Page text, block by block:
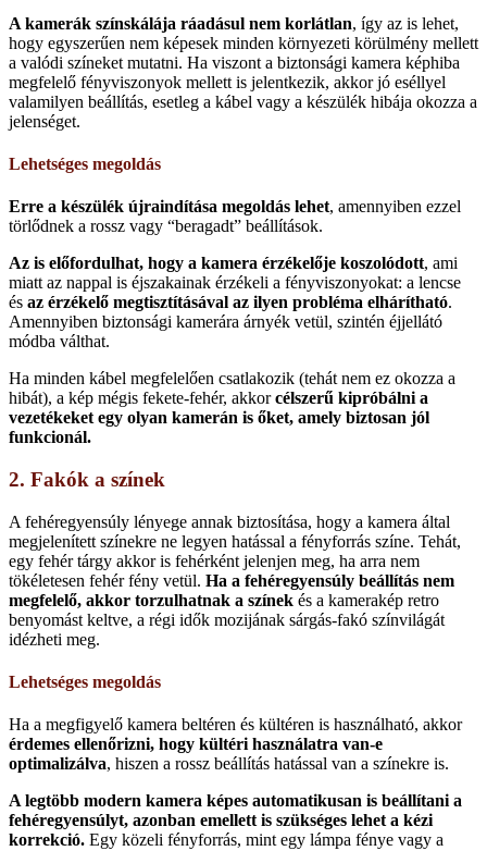
A kamerák színskálája ráadásul nem korlátlan, így az is lehet,
hogy egyszerűen nem képesek minden környezeti körülmény mellett
a valódi színeket mutatni. Ha viszont a biztonsági kamera képhiba
megfelelő fényviszonyok mellett is jelentkezik, akkor jó eséllyel
valamilyen beállítás, esetleg a kábel vagy a készülék hibája okozza a
jelenséget.
Lehetséges megoldás
Erre a készülék újraindítása megoldás lehet, amennyiben ezzel
törlődnek a rossz vagy “beragadt” beállítások.
Az is előfordulhat, hogy a kamera érzékelője koszolódott, ami
miatt az nappal is éjszakainak érzékeli a fényviszonyokat: a lencse
és az érzékelő megtisztításával az ilyen probléma elhárítható.
Amennyiben biztonsági kamerára árnyék vetül, szintén éjjellátó
módba válthat.
Ha minden kábel megfelelően csatlakozik (tehát nem ez okozza a
hibát), a kép mégis fekete-fehér, akkorcélszerű kipróbálni a
vezetékeket egy olyan kamerán is őket, amely biztosan jól
funkcionál.
2. Fakók a színek
A fehéregyensúly lényege annak biztosítása, hogy a kamera által
megjelenített színekre ne legyen hatással a fényforrás színe. Tehát,
egy fehér tárgy akkor is fehérként jelenjen meg, ha arra nem
tökéletesen fehér fény vetül. Ha a fehéregyensúly beállítás nem
megfelelő, akkor torzulhatnak a színek és a kamerakép retro
benyomást keltve, a régi idők mozijának sárgás-fakó színvilágát
idézheti meg.
Lehetséges megoldás
Ha a megfigyelő kamera beltéren és kültéren is használható, akkor
érdemes ellenőrizni, hogy kültéri használatra van-e
optimalizálva, hiszen a rossz beállítás hatással van a színekre is.
A legtöbb modern kamera képes automatikusan is beállítani a
fehéregyensúlyt, azonban emellett is szükséges lehet a kézi
korrekció. Egy közeli fényforrás, mint egy lámpa fénye vagy a